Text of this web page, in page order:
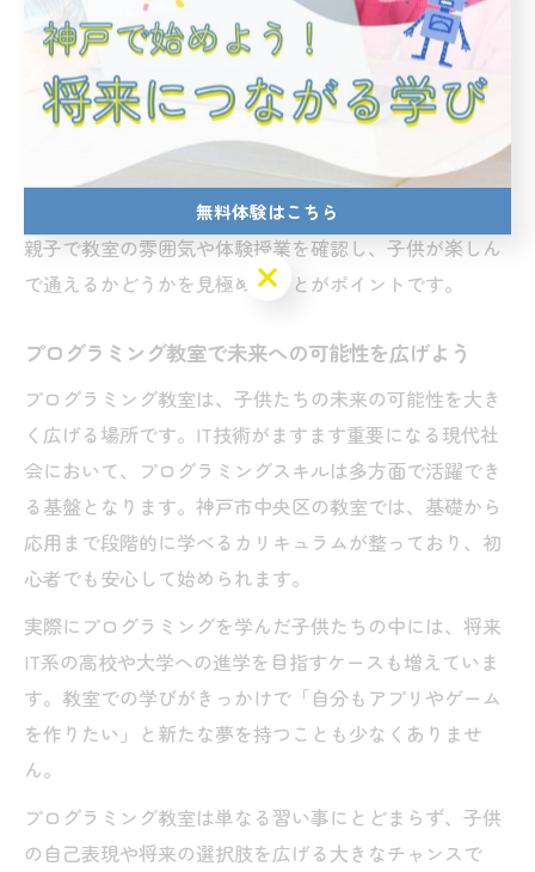
つながるかを意識できる教室選びも重要です。例えば、
チームで一つの作品を作るプロジェクト型授業では、協
調性や発表力も同時に養われます。これらは社会で活躍
するために欠かせないスキルです。
子供が「もっとやりたい！」と感じる教室は、成長意欲
を引き出し、長期的なスキルアップにもつながります。
親子で教室の雰囲気や体験授業を確認し、子供が楽しん
で通えるかどうかを見極めることがポイントです。
プログラミング教室で未来への可能性を広げよう
プログラミング教室は、子供たちの未来の可能性を大き
く広げる場所です。IT技術がますます重要になる現代社
会において、プログラミングスキルは多方面で活躍でき
る基盤となります。神戸市中央区の教室では、基礎から
応用まで段階的に学べるカリキュラムが整っており、初
心者でも安心して始められます。
実際にプログラミングを学んだ子供たちの中には、将来
IT系の高校や大学への進学を目指すケースも増えていま
す。教室での学びがきっかけで「自分もアプリやゲーム
を作りたい」と新たな夢を持つことも少なくありませ
ん。
プログラミング教室は単なる習い事にとどまらず、子供
の自己表現や将来の選択肢を広げる大きなチャンスで
無料体験はこちら
無料体験はこちら